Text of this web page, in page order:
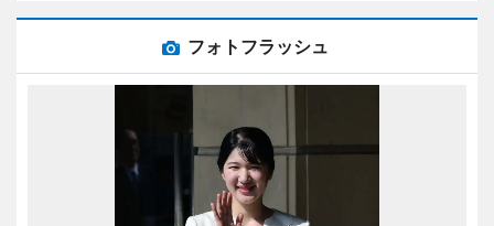
フォトフラッシュ